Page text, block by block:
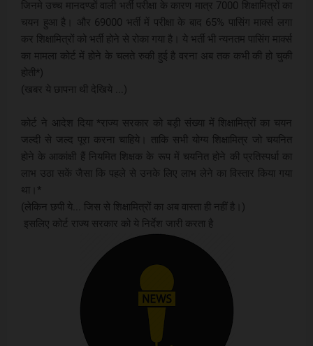
जिनमे उच्च मानदण्डों वाली भर्ती परीक्षा के कारण मात्र 7000 शिक्षामित्रों का
चयन हुआ है। और 69000 भर्ती में परीक्षा के बाद 65% पासिंग मार्क्स लगा
कर शिक्षामित्रों को भर्ती होने से रोका गया है। ये भर्ती भी न्यनतम पासिंग मार्क्स
का मामला कोर्ट में होने के चलते रुकी हुई है वरना अब तक कभी की हो चुकी
होती*)
(खबर ये छापना थी देखिये ...)
कोर्ट ने आदेश दिया *राज्य सरकार को बड़ी संख्या में शिक्षामित्रों का चयन
जल्दी से जल्द पूरा करना चाहिये। ताकि सभी योग्य शिक्षामित्र जो चयनित
होने के आकांक्षी हैं नियमित शिक्षक के रूप में चयनित होने की प्रतिस्पर्धा का
लाभ उठा सकें जैसा कि पहले से उनके लिए लाभ लेने का विस्तार किया गया
था।*
(लेकिन छपी ये... जिस से शिक्षामित्रों का अब वास्ता ही नहीं है।)
इसलिए कोर्ट राज्य सरकार को ये निर्देश जारी करता है